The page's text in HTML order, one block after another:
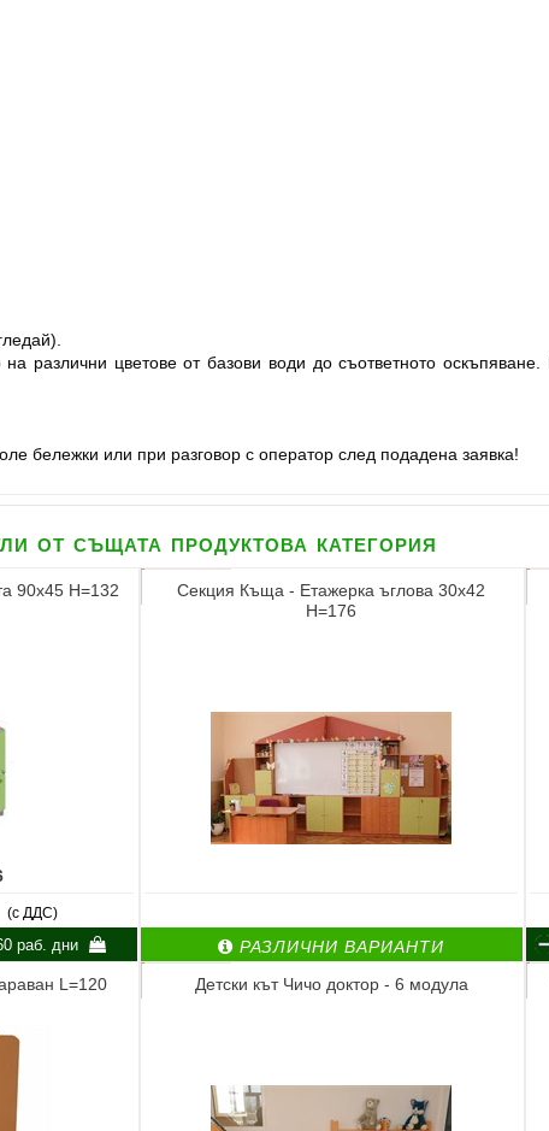
различни цветове от базови води до съответното
бележки или при разговор с оператор след подадена заявка!
от същата продуктова категория
90х45 Н=132
(с ДДС)
раб. дни
Секция Къща - Етажерка ъглова 30х42
Н=176
РАЗЛИЧНИ ВАРИАНТИ
L=120
Детски кът Чичо доктор - 6 модула